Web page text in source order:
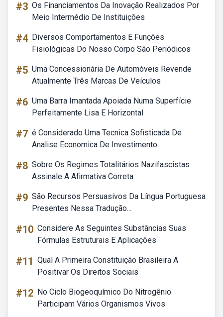
#3 Os Financiamentos Da Inovação Realizados Por
Meio Intermédio De Instituições
#4 Diversos Comportamentos E Funções
Fisiológicas Do Nosso Corpo São Periódicos
#5 Uma Concessionária De Automóveis Revende
Atualmente Três Marcas De Veículos
#6 Uma Barra Imantada Apoiada Numa Superfície
Perfeitamente Lisa E Horizontal
#7 é Considerado Uma Tecnica Sofisticada De
Analise Economica De Investimento
#8 Sobre Os Regimes Totalitários Nazifascistas
Assinale A Afirmativa Correta
#9 São Recursos Persuasivos Da Língua Portuguesa
Presentes Nessa Tradução...
#10 Considere As Seguintes Substâncias Suas
Fórmulas Estruturais E Aplicações
#11 Qual A Primeira Constituição Brasileira A
Positivar Os Direitos Sociais
#12 No Ciclo Biogeoquímico Do Nitrogênio
Participam Vários Organismos Vivos